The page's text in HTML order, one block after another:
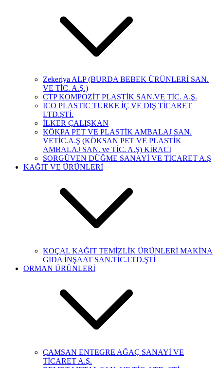
Zekeriya ALP (BURDA BEBEK ÜRÜNLERİ SAN.
VE TİC. A.Ş.)
CTP KOMPOZİT PLASTİK SAN.VE TİC. A.Ş.
ICO PLASTİC TURKE İÇ VE DIŞ TİCARET
LTD.ŞTİ.
İLKER ÇALIŞKAN
KÖKPA PET VE PLASTİK AMBALAJ SAN.
VETİC.A.Ş (KÖKSAN PET VE PLASTİK
AMBALAJ SAN. ve TİC. A.Ş) KİRACI
SORGÜVEN DÜĞME SANAYİ VE TİCARET A.Ş
KAĞIT VE ÜRÜNLERİ
KOÇAL KAĞIT TEMİZLİK ÜRÜNLERİ MAKİNA
GIDA İNŞAAT SAN.TİC.LTD.ŞTİ
ORMAN ÜRÜNLERİ
ÇAMSAN ENTEGRE AĞAÇ SANAYİ VE
TİCARET A.Ş.